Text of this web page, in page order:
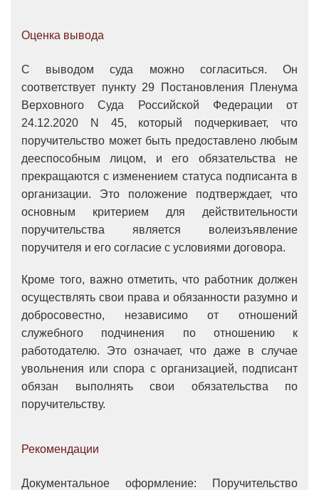
Оценка вывода
С выводом суда можно согласиться. Он
соответствует пункту 29 Постановления Пленума
Верховного Суда Российской Федерации от
24.12.2020 N 45, который подчеркивает, что
поручительство может быть предоставлено любым
дееспособным лицом, и его обязательства не
прекращаются с изменением статуса подписанта в
организации. Это положение подтверждает, что
основным критерием для действительности
поручительства является волеизъявление
поручителя и его согласие с условиями договора.
Кроме того, важно отметить, что работник должен
осуществлять свои права и обязанности разумно и
добросовестно, независимо от отношений
служебного подчинения по отношению к
работодателю. Это означает, что даже в случае
увольнения или спора с организацией, подписант
обязан выполнять свои обязательства по
поручительству.
Рекомендации
Документальное оформление: Поручительство